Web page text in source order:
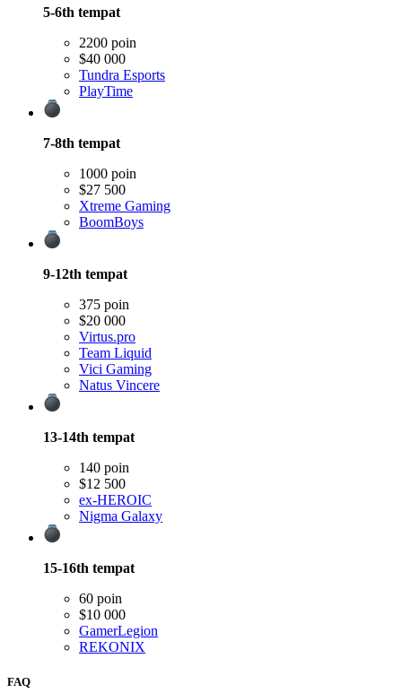
5-6th tempat
2200 poin
$40 000
Tundra Esports
PlayTime
7-8th tempat
1000 poin
$27 500
Xtreme Gaming
BoomBoys
9-12th tempat
375 poin
$20 000
Virtus.pro
Team Liquid
Vici Gaming
Natus Vincere
13-14th tempat
140 poin
$12 500
ex-HEROIC
Nigma Galaxy
15-16th tempat
60 poin
$10 000
GamerLegion
REKONIX
FAQ